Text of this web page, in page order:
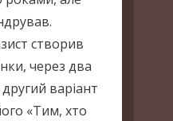
створив
через два
варіант
«Тим, хто